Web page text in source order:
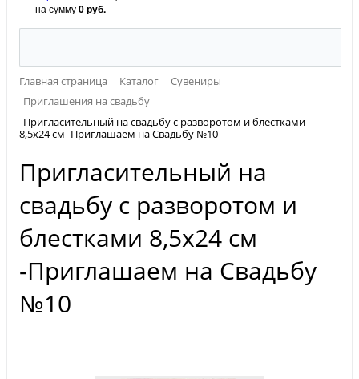
на сумму0 руб.
Главная страница Каталог
Сувениры
Приглашения на свадьбу
Пригласительный на свадьбу с разворотом и блестками
8,5х24 см -Приглашаем на Свадьбу №10
Пригласительный на
свадьбу с разворотом и
блестками 8,5х24 см
-Приглашаем на Свадьбу
№10